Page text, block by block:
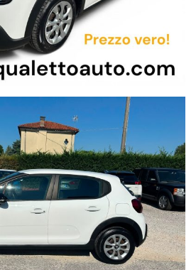
E COMPRESA…
TRAFFICO IN CITTA’…
CIRCOLARE…RISPONDE ALLA
O SCARICARE L’IVA L’AUTO
riconoscimento segnaletica
sensore colpo di sonno.
CLASSICO TRAGITTO CITTADINO